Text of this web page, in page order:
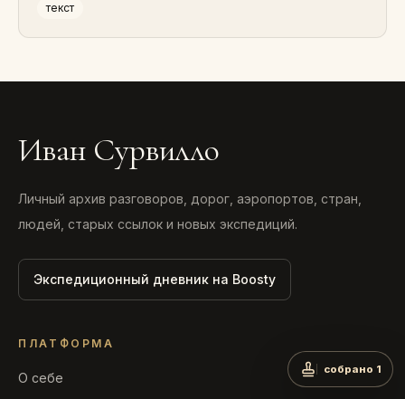
текст
собрано 1
Иван Сурвилло
Личный архив разговоров, дорог, аэропортов, стран,
людей, старых ссылок и новых экспедиций.
Экспедиционный дневник на Boosty
ПЛАТФОРМА
О себе